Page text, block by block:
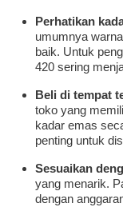
Perhatikan
umumnya
baik. Untuk
420 sering
Beli di tempat
toko yang
kadar emas
penting untuk
Sesuaikan
yang menarik.
dengan